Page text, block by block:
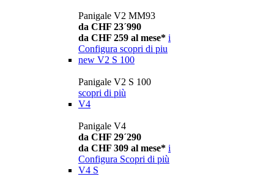
Panigale V2 MM93
da CHF 23´990
da CHF 259 al mese* i
Configura scopri di piu
new V2 S 100
Panigale V2 S 100
scopri di più
V4
Panigale V4
da CHF 29´290
da CHF 309 al mese* i
Configura Scopri di più
V4 S